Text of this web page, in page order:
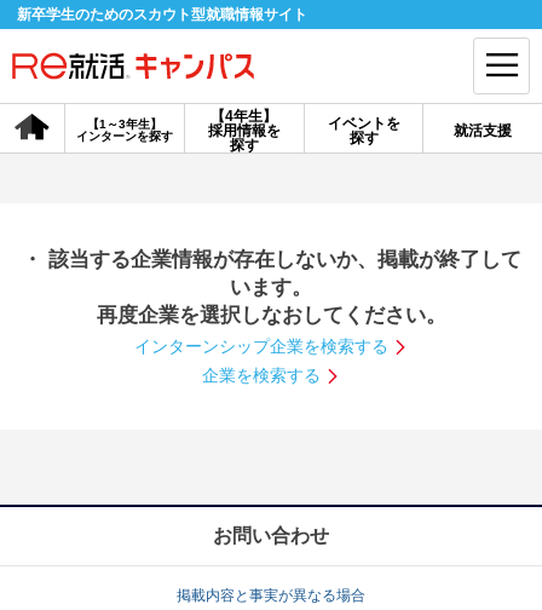
新卒学生のためのスカウト型就職情報サイト
【4年生】
採用情報を
探す
【1～3年生】
インターンを探す
イベントを
探す
就活支援
会員登録 ログイン
探す
【4年生】
説明会を探す
インターンを探す
就活ノウハウ・サポート
就活支援
・ 該当する企業情報が存在しないか、掲載が終了して
います。
再度企業を選択しなおしてください。
インターンシップ企業を検索する
企業を検索する
お問い合わせ
掲載内容と事実が異なる場合